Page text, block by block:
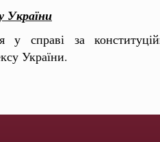
України
у справі за
України.